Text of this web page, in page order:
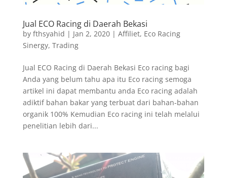
Jual ECO Racing di Daerah Bekasi
by fthsyahid | Jan 2, 2020| Affiliet, Eco Racing
Sinergy, Trading
Jual ECO Racing di Daerah Bekasi Eco racing bagi
Anda yang belum tahu apa itu Eco racing semoga
artikel ini dapat membantu anda Eco racing adalah
adiktif bahan bakar yang terbuat dari bahan-bahan
organik 100% Kemudian Eco racing ini telah melalui
penelitian lebih dari...